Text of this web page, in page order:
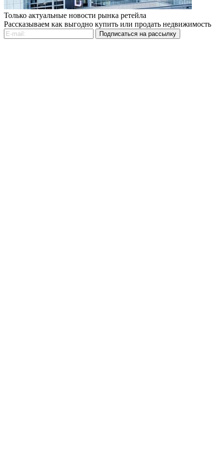
Только актуальные новости рынка ретейла
Рассказываем как выгодно купить или продать недвижимость